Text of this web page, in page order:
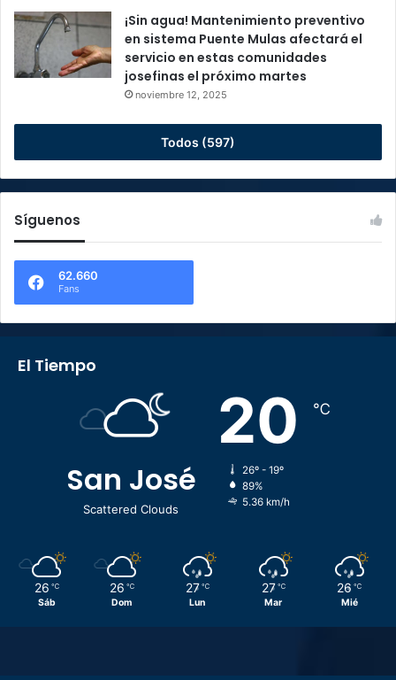
¡Sin agua! Mantenimiento preventivo
en sistema Puente Mulas afectará el
servicio en estas comunidades
josefinas el próximo martes
noviembre 12, 2025
Todos (597)
Síguenos
62.660
Fans
El Tiempo
San José
Scattered Clouds
20 ℃
26º - 19º
89%
5.36 km/h
26 ℃
Sáb
26 ℃
Dom
27 ℃
Lun
27 ℃
Mar
26 ℃
Mié